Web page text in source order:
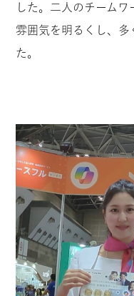
した。二人のチーム
雰囲気を明るくし、多
た。